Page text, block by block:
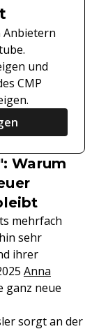
Anbietern
und
CMP
Warum
mehrfach
sehr
ihrer
Anna
ganz neue
sorgt an der